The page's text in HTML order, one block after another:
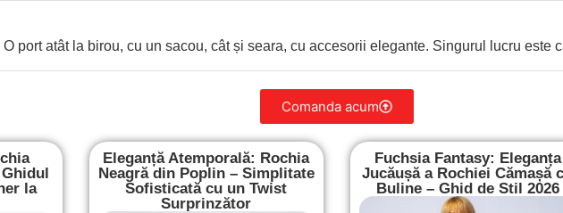
O port atât la birou, cu un sacou, cât și seara, cu accesorii elegante. Singurul lucru este
Comanda acum
la
Eleganță Atemporală: Rochia
Neagră din Poplin – Simplitate
Sofisticată cu un Twist
Surprinzător
Fuchsia Fantasy: Eleganța
Jucăușă a Rochiei Cămașă
Buline – Ghid de Stil 2026